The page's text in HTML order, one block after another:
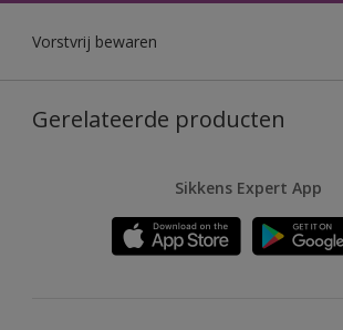
Vorstvrij bewaren
Gerelateerde producten
Sikkens Expert App